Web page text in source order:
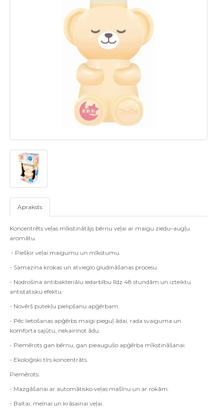
Apraksts
Koncentrēts veļas mīkstinātājs bērnu veļai ar maigu ziedu–augļu
aromātu.
- Piešķir veļai maigumu un mīkstumu.
- Samazina krokas un atvieglo gludināšanas procesu.
- Nodrošina antibakteriālu iedarbību līdz 48 stundām un izteiktu
antistatisku efektu.
- Novērš putekļu pielipšanu apģērbam.
- Pēc lietošanas apģērbs maigi pieguļ ādai, rada svaiguma un
komforta sajūtu, nekairinot ādu.
- Piemērots gan bērnu, gan pieaugušo apģērba mīkstināšanai.
- Ekoloģiski tīrs koncentrāts.
Piemērots:
- Mazgāšanai ar automātisko veļas mašīnu un ar rokām.
- Baltai, melnai un krāsainai veļai.